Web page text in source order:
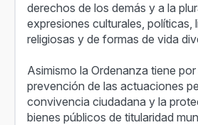
derechos de los demás y a la
expresiones culturales, políticas,
religiosas y de formas de vida
Asimismo la Ordenanza tiene
prevención de las actuaciones
convivencia ciudadana y la
bienes públicos de titularidad